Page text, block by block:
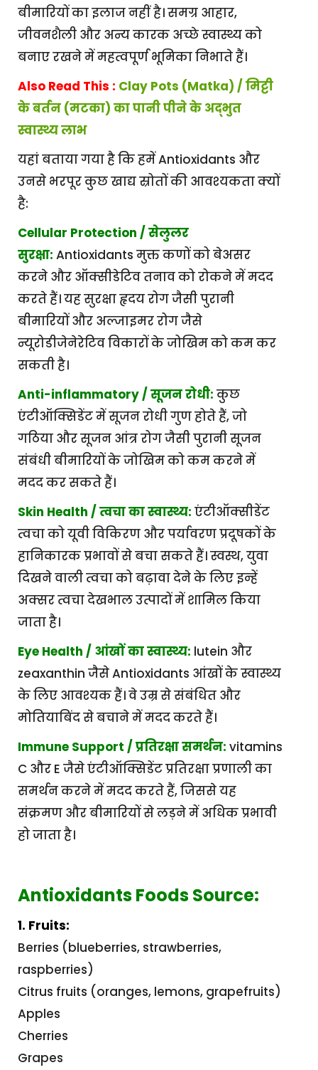
बीमारियों का इलाज नहीं है। समग्र आहार,
जीवनशैली और अन्य कारक अच्छे स्वास्थ्य को
बनाए रखने में महत्वपूर्ण भूमिका निभाते हैं।
Also Read This : Clay Pots (Matka) / मिट्टी
के बर्तन (मटका) का पानी पीने के अद्भुत
स्वास्थ्य लाभ
यहां बताया गया है कि हमें Antioxidants और
उनसे भरपूर कुछ खाद्य स्रोतों की आवश्यकता क्यों
है:
Cellular Protection / सेलुलर
सुरक्षा: Antioxidants मुक्त कणों को बेअसर
करने और ऑक्सीडेटिव तनाव को रोकने में मदद
करते हैं। यह सुरक्षा हृदय रोग जैसी पुरानी
बीमारियों और अल्जाइमर रोग जैसे
न्यूरोडीजेनेरेटिव विकारों के जोखिम को कम कर
सकती है।
Anti-inflammatory / सूजन रोधी: कुछ
एंटीऑक्सिडेंट में सूजन रोधी गुण होते हैं, जो
गठिया और सूजन आंत्र रोग जैसी पुरानी सूजन
संबंधी बीमारियों के जोखिम को कम करने में
मदद कर सकते हैं।
Skin Health / त्वचा का स्वास्थ्य: एंटीऑक्सीडेंट
त्वचा को यूवी विकिरण और पर्यावरण प्रदूषकों के
हानिकारक प्रभावों से बचा सकते हैं। स्वस्थ, युवा
दिखने वाली त्वचा को बढ़ावा देने के लिए इन्हें
अक्सर त्वचा देखभाल उत्पादों में शामिल किया
जाता है।
Eye Health / आंखों का स्वास्थ्य: lutein और
zeaxanthin जैसे Antioxidants आंखों के स्वास्थ्य
के लिए आवश्यक हैं। वे उम्र से संबंधित और
मोतियाबिंद से बचाने में मदद करते हैं।
Immune Support / प्रतिरक्षा समर्थन: vitamins
C और E जैसे एंटीऑक्सिडेंट प्रतिरक्षा प्रणाली का
समर्थन करने में मदद करते हैं, जिससे यह
संक्रमण और बीमारियों से लड़ने में अधिक प्रभावी
हो जाता है।
Antioxidants Foods Source:
1. Fruits:
Berries (blueberries, strawberries,
raspberries)
Citrus fruits (oranges, lemons, grapefruits)
Apples
Cherries
Grapes